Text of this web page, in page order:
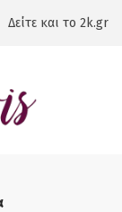
Δείτε και το 2k.gr